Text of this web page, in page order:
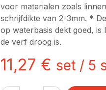
voor materialen zoals
schrijfdikte van 2-3mm. *
op waterbasis dekt goed,
de verf droog is.
11,27 € set / 5